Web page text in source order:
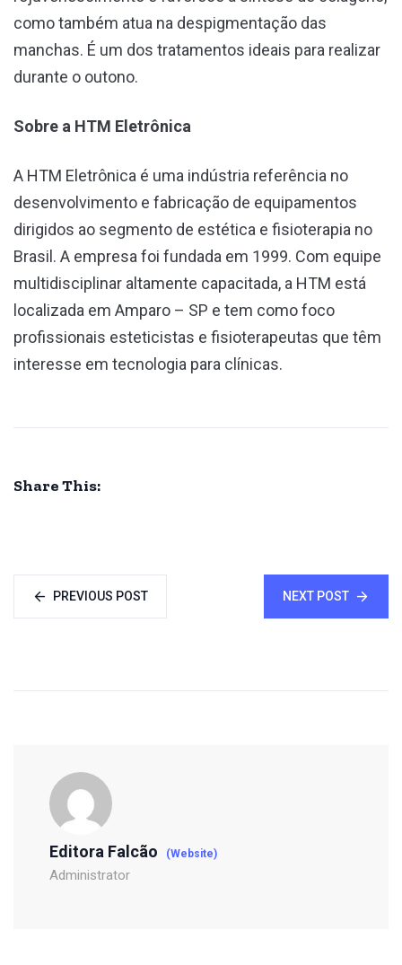
como também atua na despigmentação das
manchas. É um dos tratamentos ideais para realizar
durante o outono.
Sobre a HTM Eletrônica
A HTM Eletrônica é uma indústria referência no
desenvolvimento e fabricação de equipamentos
dirigidos ao segmento de estética e fisioterapia no
Brasil. A empresa foi fundada em 1999. Com equipe
multidisciplinar altamente capacitada, a HTM está
localizada em Amparo – SP e tem como foco
profissionais esteticistas e fisioterapeutas que têm
interesse em tecnologia para clínicas.
Share This:
PREVIOUS POST NEXT POST
Editora Falcão (Website)
Administrator